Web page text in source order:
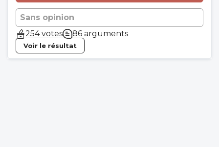
Sans opinion
254 votes
86 arguments
Voir le résultat